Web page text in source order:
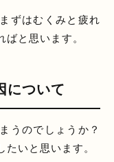
ずはむくみと疲れ
と思います。
について
うのでしょうか？
いと思います。